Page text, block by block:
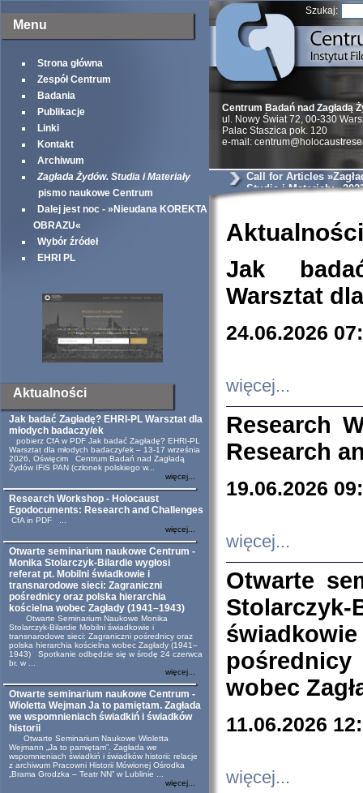
Menu
Strona główna
Zespół Centrum
Badania
Publikacje
Linki
Kontakt
Archiwum
Zagłada Żydów. Studia i Materiały
pismo naukowe Centrum
Dalej jest noc - »Nieudana KOREKTA
OBRAZU«
Wybór źródeł
EHRI PL
Aktualności
Jak badać Zagładę? EHRI-PL Warsztat dla
młodych badaczy/ek
pobierz CfA w PDF Jak badać Zagładę? EHRI-PL
Warsztat dla młodych badaczy/ek – 13-17 września
2026, Oświęcim Centrum Badań nad Zagładą
Żydów IFiS PAN (członek polskiego w...
więcej...
Research Workshop - Holocaust
Egodocuments: Research and Challenges
CfA in PDF ...
więcej...
Otwarte seminarium naukowe Centrum -
Monika Stolarczyk-Bilardie wygłosi
referat pt. Mobilni świadkowie i
transnarodowe sieci: Zagraniczni
pośrednicy oraz polska hierarchia
kościelna wobec Zagłady (1941–1943)
Otwarte Seminarium Naukowe Monika
Stolarczyk-Bilardie Mobilni świadkowie i
transnarodowe sieci: Zagraniczni pośrednicy oraz
polska hierarchia kościelna wobec Zagłady (1941–
1943) Spotkanie odbędzie się w środę 24 czerwca
br. w ...
więcej...
Otwarte seminarium naukowe Centrum -
Wioletta Wejman Ja to pamiętam. Zagłada
we wspomnieniach świadkiń i świadków
historii
Otwarte Seminarium Naukowe Wioletta
Wejmann „Ja to pamiętam”. Zagłada we
wspomnieniach świadkiń i świadków historii: relacje
z archiwum Pracowni Historii Mówionej Ośrodka
„Brama Grodzka – Teatr NN” w Lublinie ...
więcej...
Szukaj:
Centrum Badań nad Zagładą
ul. Nowy Świat 72, 00-330
Palac Staszica pok. 120
e-mail:
Call for Articles
Studia i Materiały«
Aktualności
Jak
Warsztat
24.06.2026
więcej...
Research
Research
19.06.2026
więcej...
Otwarte
wobec
11.06.2026
więcej...